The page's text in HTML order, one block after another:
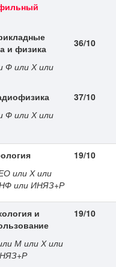
и физика
Ф или Х или
Ф или Х или
36/10
37/10
или Х или
или ИНЯЗ+Р
19/10
и
М или Х или
19/10